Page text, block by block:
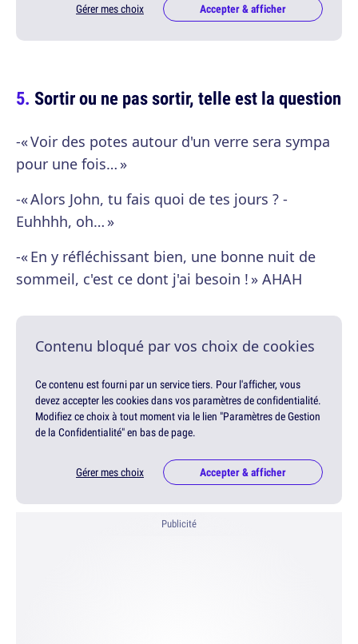
Gérer mes choix Accepter & afficher
Sortir ou ne pas sortir, telle est la question
-« Voir des potes autour d'un verre sera sympa
pour une fois… »
-« Alors John, tu fais quoi de tes jours ? -
Euhhhh, oh… »
-« En y réfléchissant bien, une bonne nuit de
sommeil, c'est ce dont j'ai besoin ! » AHAH
Contenu bloqué par vos choix de cookies
Ce contenu est fourni par un service tiers. Pour l'afficher, vous
devez accepter les cookies dans vos paramètres de confidentialité.
Modifiez ce choix à tout moment via le lien "Paramètres de Gestion
de la Confidentialité" en bas de page.
Gérer mes choix Accepter & afficher
Publicité